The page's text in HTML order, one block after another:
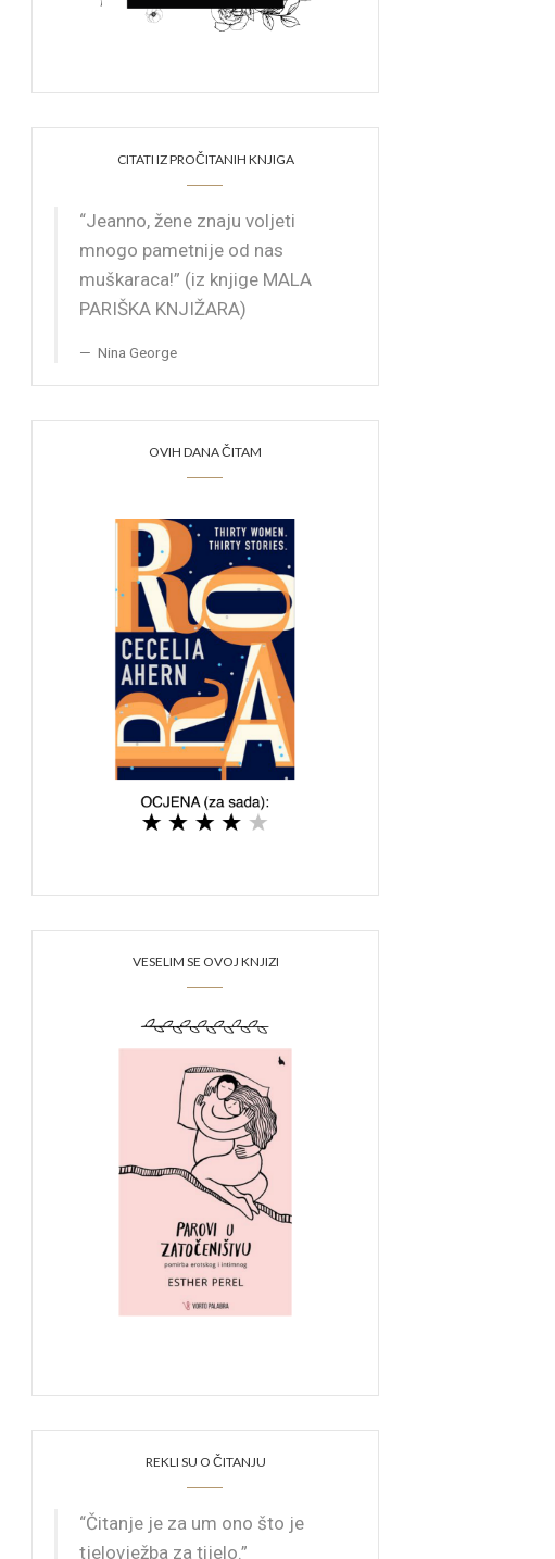
CITATI IZ PROČITANIH KNJIGA
“Jeanno, žene znaju voljeti
mnogo pametnije od nas
muškaraca!” (iz knjige MALA
PARIŠKA KNJIŽARA)
Nina George
OVIH DANA ČITAM
VESELIM SE OVOJ KNJIZI
REKLI SU O ČITANJU
“Čitanje je za um ono što je
tjelovježba za tijelo.”